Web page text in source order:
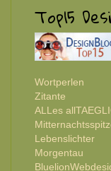
Top15
Wortperlen
Zitante
ALLes
Lebenslichter
Morgentau